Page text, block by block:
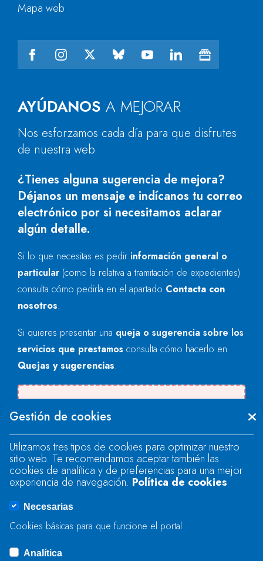
AYÚDANOS A MEJORAR
Nos esforzamos cada día para que disfrutes
de nuestra web.
¿Tienes alguna sugerencia de mejora?
Déjanos un mensaje e indícanos tu correo
electrónico por si necesitamos aclarar
algún detalle.
Si lo que necesitas es pedir información general o
particular (como la relativa a tramitación de expedientes)
consulta cómo pedirla en el apartado Contacta con
nosotros.
Si quieres presentar una queja o sugerencia sobre los
servicios que prestamos consulta cómo hacerlo en
Quejas y sugerencias.
"text".
Se produjo un error al cargar el campo
"text".
Se produjo un error al cargar el campo
Mapa web
Gestión de cookies
Utilizamos tres tipos de cookies para optimizar nuestro
sitio web. Te recomendamos aceptar también las
cookies de analítica y de preferencias para una mejor
experiencia de navegación. Política de cookies
Necesarias
Cookies básicas para que funcione el portal
Analítica